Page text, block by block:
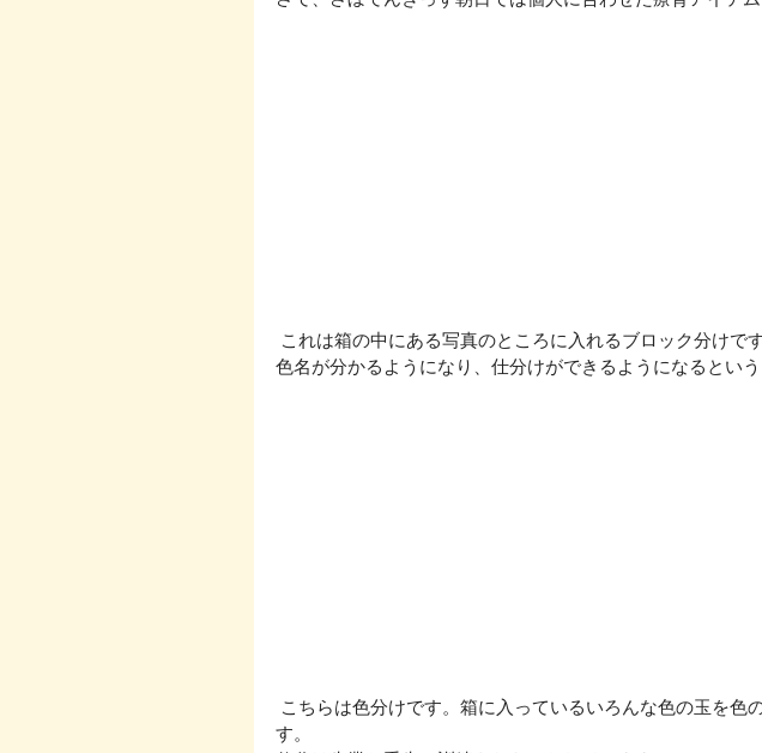
これは箱の中にある写真のところに入れるブロック分けです
色名が分かるようになり、仕分けができるようになるとい
す。